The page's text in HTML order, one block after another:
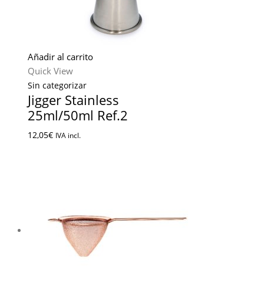
Añadir al carrito
Quick View
Sin categorizar
Jigger Stainless
25ml/50ml Ref.2
12,05€ IVA incl.